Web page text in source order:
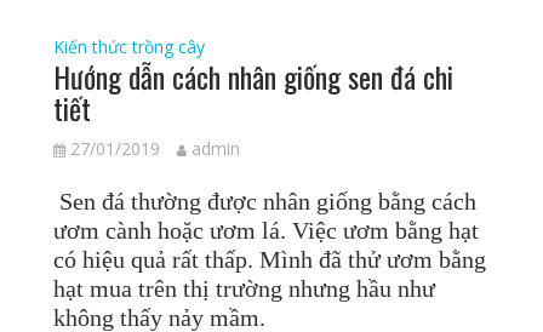
Kiến thức trồng cây
Hướng dẫn cách nhân giống sen đá chi
tiết
27/01/2019 admin
Sen đá thường được nhân giống bằng cách
ươm cành hoặc ươm lá. Việc ươm bằng hạt
có hiệu quả rất thấp. Mình đã thử ươm bằng
hạt mua trên thị trường nhưng hầu như
không thấy nảy mầm.